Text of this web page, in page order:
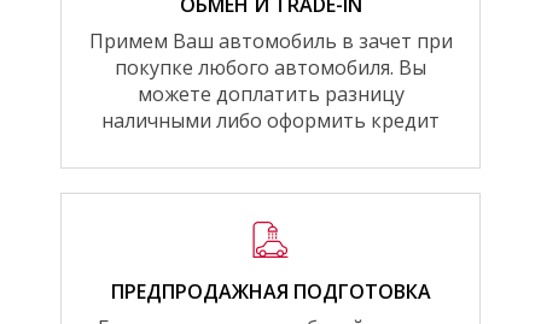
Примем Ваш автомобиль в зачет при
покупке любого автомобиля. Вы
можете доплатить разницу
наличными либо оформить кредит
ПРЕДПРОДАЖНАЯ ПОДГОТОВКА